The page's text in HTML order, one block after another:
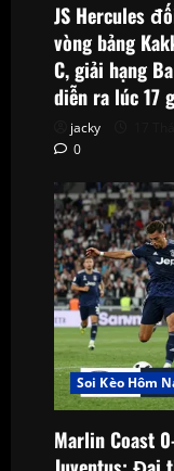
JS Hercules
vòng bảng
C, giải hạng
diễn ra lúc 17
jacky
0
Soi Kèo Hôm
Marlin Coast